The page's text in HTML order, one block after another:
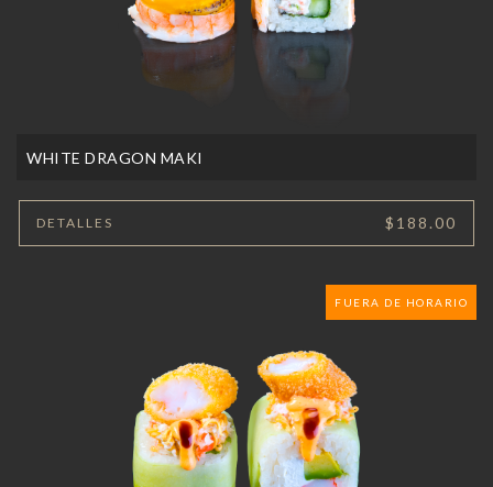
WHITE DRAGON MAKI
DETALLES $188.00
FUERA DE HORARIO